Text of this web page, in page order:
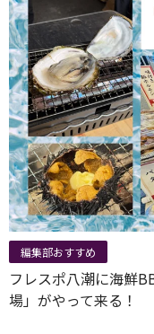
編集部おすすめ
フレスポ八潮に海鮮
場」がやって来る！